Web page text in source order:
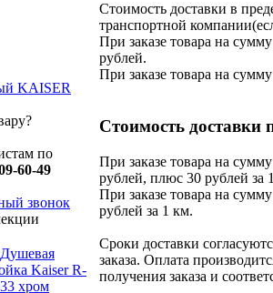
по
60-49
звонок
Стоимость доставки в
транспортной
При заказе товара на
рублей.
При заказе товара на
Стоимость доставки
При заказе товара на
рублей, плюс 30 рублей за
При заказе товара на
рублей за 1 км.
Сроки доставки
заказа. Оплата
получения заказа и